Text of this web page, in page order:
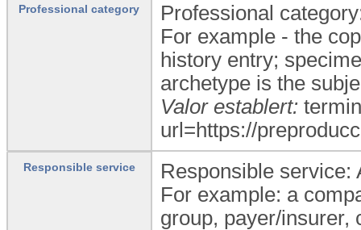
Professional category
Professional
For example - the
history entry;
archetype is the
Valor establert:
url=https://
Responsible service
Responsible service:
For example: a
group, payer/insurer,